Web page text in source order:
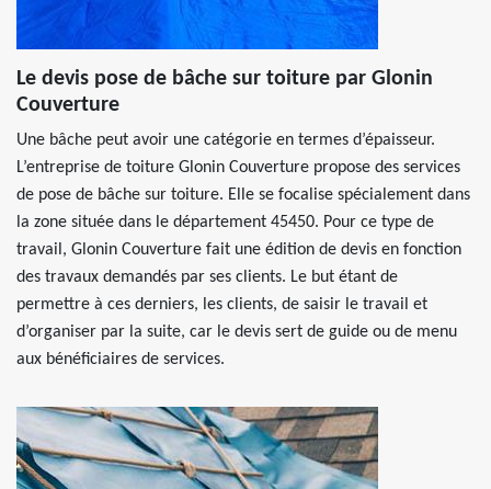
Le devis pose de bâche sur toiture par Glonin
Couverture
Une bâche peut avoir une catégorie en termes d’épaisseur.
L’entreprise de toiture Glonin Couverture propose des services
de pose de bâche sur toiture. Elle se focalise spécialement dans
la zone située dans le département 45450. Pour ce type de
travail, Glonin Couverture fait une édition de devis en fonction
des travaux demandés par ses clients. Le but étant de
permettre à ces derniers, les clients, de saisir le travail et
d’organiser par la suite, car le devis sert de guide ou de menu
aux bénéficiaires de services.